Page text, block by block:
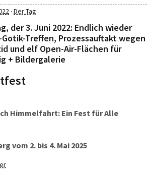
· Der Tag
der 3. Juni 2022: Endlich wieder
Gotik-Treffen, Prozessauftakt wegen
und elf Open-Air-Flächen für
+ Bildergalerie
Himmelfahrt: Ein Fest für Alle
vom 2. bis 4. Mai 2025